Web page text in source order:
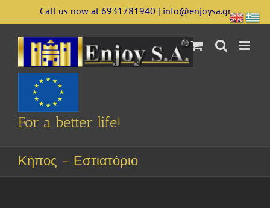
to
content
Call us now at 6931781940 | info@enjoysa.gr
For a better life!
Κήπος – Εστιατόριο